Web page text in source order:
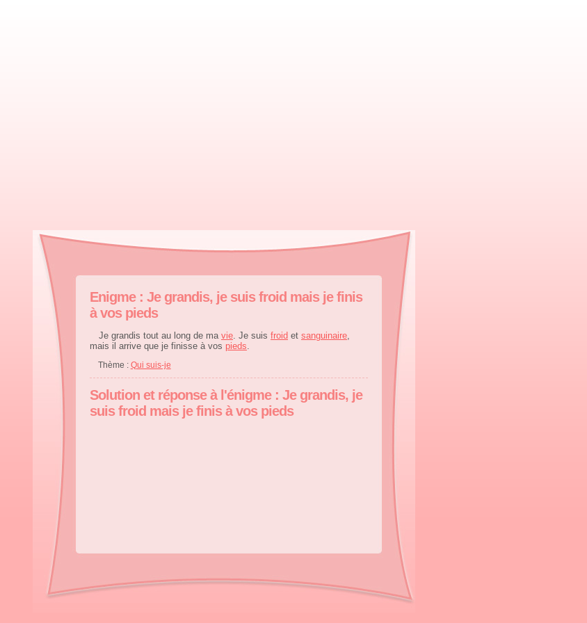
Enigme : Je grandis, je suis froid mais je finis
à vos pieds
Je grandis tout au long de ma vie. Je suis froid et sanguinaire,
mais il arrive que je finisse à vos pieds.
Thème : Qui suis-je
Solution et réponse à l'énigme : Je grandis, je
suis froid mais je finis à vos pieds